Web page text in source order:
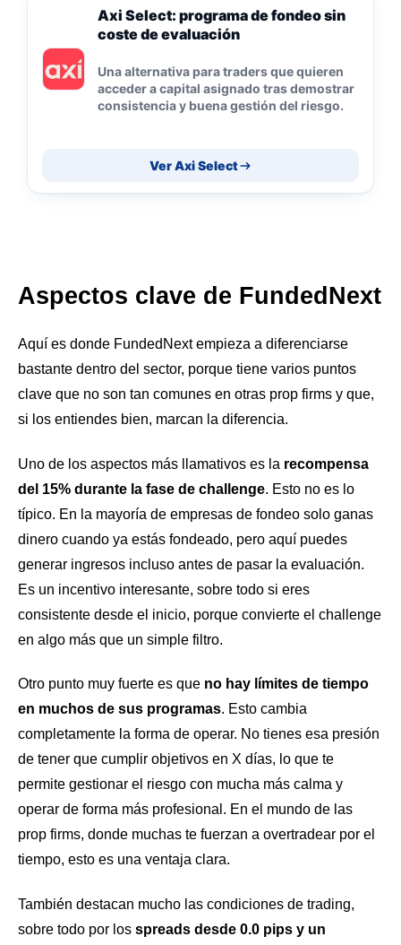
Axi Select: programa de fondeo sin
coste de evaluación
Una alternativa para traders que quieren
acceder a capital asignado tras demostrar
consistencia y buena gestión del riesgo.
Ver Axi Select
Aspectos clave de FundedNext
Aquí es donde FundedNext empieza a diferenciarse
bastante dentro del sector, porque tiene varios puntos
clave que no son tan comunes en otras prop firms y que,
si los entiendes bien, marcan la diferencia.
Uno de los aspectos más llamativos es la recompensa
del 15% durante la fase de challenge. Esto no es lo
típico. En la mayoría de empresas de fondeo solo ganas
dinero cuando ya estás fondeado, pero aquí puedes
generar ingresos incluso antes de pasar la evaluación.
Es un incentivo interesante, sobre todo si eres
consistente desde el inicio, porque convierte el challenge
en algo más que un simple filtro.
Otro punto muy fuerte es que no hay límites de tiempo
en muchos de sus programas. Esto cambia
completamente la forma de operar. No tienes esa presión
de tener que cumplir objetivos en X días, lo que te
permite gestionar el riesgo con mucha más calma y
operar de forma más profesional. En el mundo de las
prop firms, donde muchas te fuerzan a overtradear por el
tiempo, esto es una ventaja clara.
También destacan mucho las condiciones de trading,
sobre todo por los spreads desde 0.0 pips y un